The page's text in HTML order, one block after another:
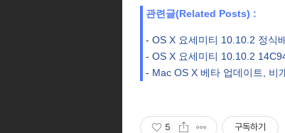
관련글(Related Posts) :
- OS X 요세미티 10.10.2 정식
- OS X 요세미티 10.10.2
- Mac OS X 베타 업데이트, 비
5 구독하기